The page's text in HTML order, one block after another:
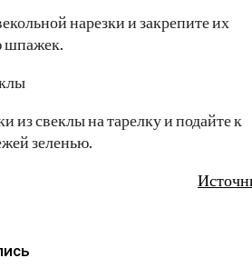
нарезки и закрепите их
шпажек.
из свеклы на тарелку и подайте к
зеленью.